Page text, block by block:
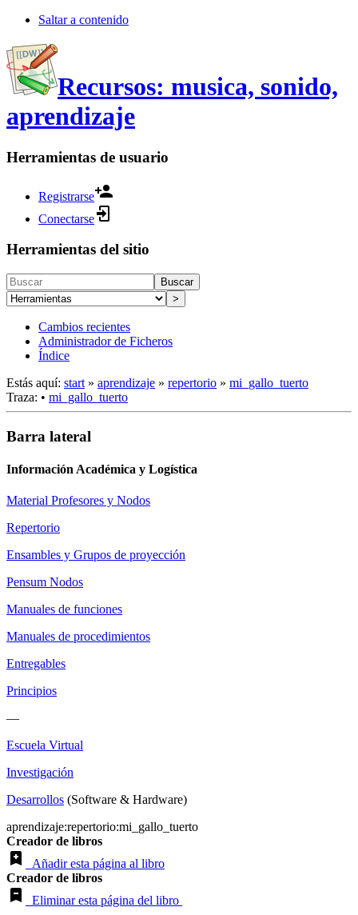
Saltar a contenido
Recursos: musica, sonido,
aprendizaje
Herramientas de usuario
Registrarse
Conectarse
Herramientas del sitio
Buscar
>
Cambios recientes
Administrador de Ficheros
Índice
Estás aquí: start » aprendizaje » repertorio » mi_gallo_tuerto
Traza: • mi_gallo_tuerto
Barra lateral
Información Académica y Logística
Material Profesores y Nodos
Repertorio
Ensambles y Grupos de proyección
Pensum Nodos
Manuales de funciones
Manuales de procedimientos
Entregables
Principios
—
Escuela Virtual
Investigación
Desarrollos (Software & Hardware)
aprendizaje:repertorio:mi_gallo_tuerto
Creador de libros
Añadir esta página al libro
Creador de libros
Eliminar esta página del libro